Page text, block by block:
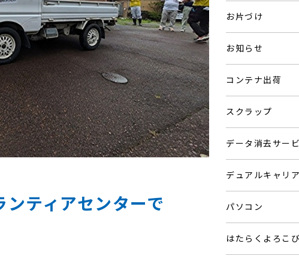
ティアセンターで
お片づけ
お知らせ
コンテナ出荷
スクラップ
データ消去サー
デュアルキャリ
パソコン
はたらくよろこ